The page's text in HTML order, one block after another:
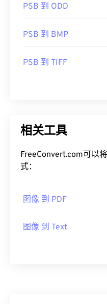
PSB 到 ODD
PSB 到 BMP
PSB 到 TIFF
相关工具
FreeConvert.com可以
式：
图像 到 PDF
图像 到 Text